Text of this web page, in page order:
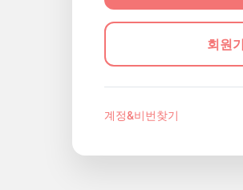
회원
계정&비번찾기